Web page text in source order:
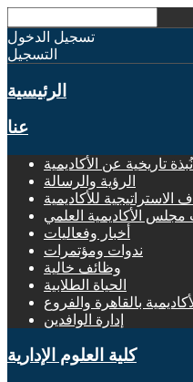
تسجيل الدخول
التسجيل
الرئيسية
عنا
نُبذة تاريخية عن الأكاديمية
الرؤية والرسالة
الاستراتيجية للأكاديمية
مجلس الأكاديمية العلمي
أخبار وفعاليات
ندوات ومؤتمرات
وظائف خالية
الحياة الطلابية
بالقاهرة والفروع
إدارة الوافدين
كلية العلوم الإدارية